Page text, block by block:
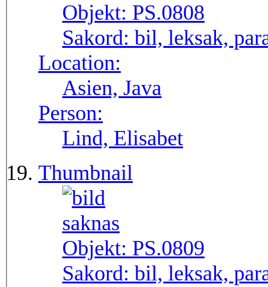
Objekt: PS.0808
Sakord: bil, leksak,
Location:
Asien, Java
Person:
Lind, Elisabet
Thumbnail
Objekt: PS.0809
Sakord: bil, leksak,